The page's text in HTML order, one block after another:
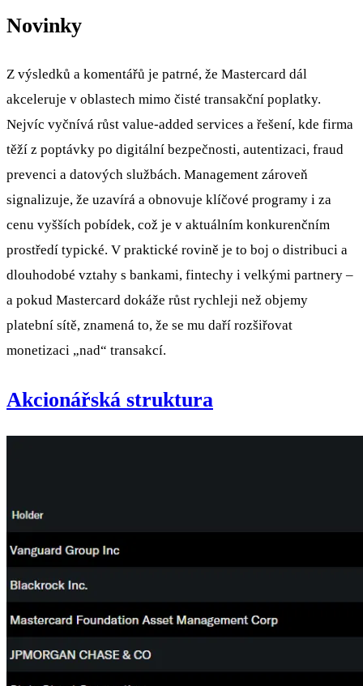
Novinky
Z výsledků a komentářů je patrné, že Mastercard dál
akceleruje v oblastech mimo čisté transakční poplatky.
Nejvíc vyčnívá růst value-added services a řešení, kde firma
těží z poptávky po digitální bezpečnosti, autentizaci, fraud
prevenci a datových službách. Management zároveň
signalizuje, že uzavírá a obnovuje klíčové programy i za
cenu vyšších pobídek, což je v aktuálním konkurenčním
prostředí typické. V praktické rovině je to boj o distribuci a
dlouhodobé vztahy s bankami, fintechy i velkými partnery –
a pokud Mastercard dokáže růst rychleji než objemy
platební sítě, znamená to, že se mu daří rozšiřovat
monetizaci „nad“ transakcí.
Akcionářská struktura